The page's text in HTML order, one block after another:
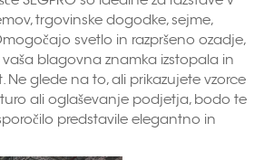
trgovinske dogodke, sejme,
svetlo in razpršeno ozadje,
blagovna znamka izstopala in
Ne glede na to, ali prikazujete vzorce
ali oglaševanje podjetja, bodo te
predstavile elegantno in